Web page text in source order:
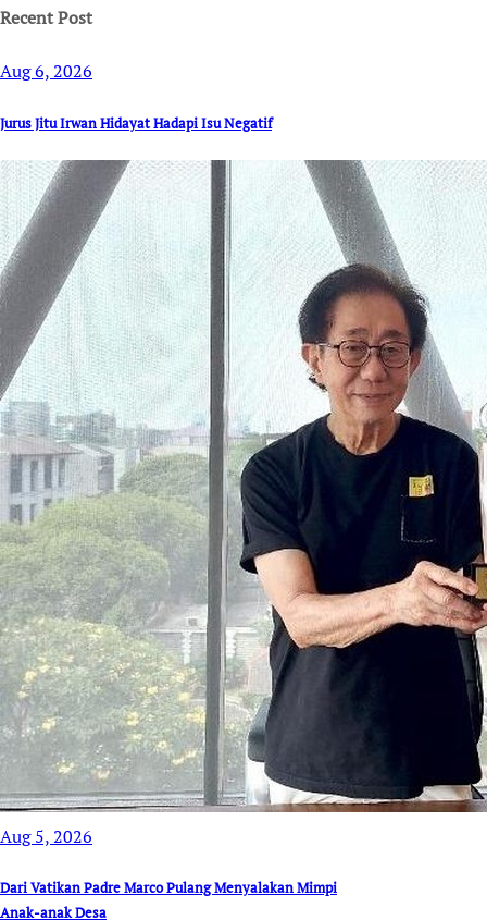
Recent Post
Aug 6, 2026
Jurus Jitu Irwan Hidayat Hadapi Isu Negatif
Aug 5, 2026
Dari Vatikan Padre Marco Pulang Menyalakan Mimpi
Anak-anak Desa